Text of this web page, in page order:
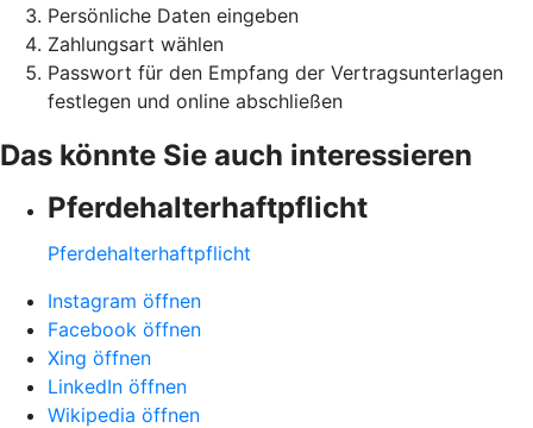
Persönliche Daten eingeben
Zahlungsart wählen
Passwort für den Empfang der Vertragsunterlagen
festlegen und online abschließen
Das könnte Sie auch interessieren
Pferdehalter­haftpflicht
Pferdehalter­haftpflicht
Instagram öffnen
Facebook öffnen
Xing öffnen
LinkedIn öffnen
Wikipedia öffnen